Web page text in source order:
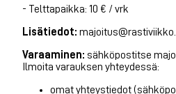
- Telttapaikka: 10 € / vrk
Lisätiedot:
Varaaminen: sähköpostitse
Ilmoita varauksen yhteydessä:
omat yhteystiedot